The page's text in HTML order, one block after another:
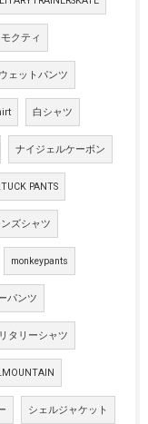
モクティ
ェットパンツ
白シャツ
ナイジェルケーボン
PANTS
ンズシャツ
monkeypants
パンツ
タリーシャツ
シェルジャケット